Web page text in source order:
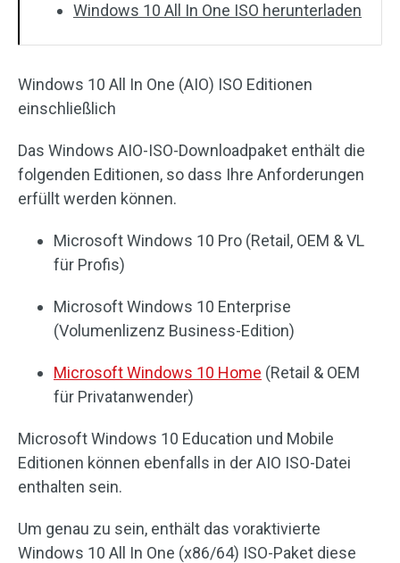
Windows 10 All In One ISO herunterladen
Windows 10 All In One (AIO) ISO Editionen
einschließlich
Das Windows AIO-ISO-Downloadpaket enthält die
folgenden Editionen, so dass Ihre Anforderungen
erfüllt werden können.
Microsoft Windows 10 Pro (Retail, OEM & VL
für Profis)
Microsoft Windows 10 Enterprise
(Volumenlizenz Business-Edition)
Microsoft Windows 10 Home (Retail & OEM
für Privatanwender)
Microsoft Windows 10 Education und Mobile
Editionen können ebenfalls in der AIO ISO-Datei
enthalten sein.
Um genau zu sein, enthält das voraktivierte
Windows 10 All In One (x86/64) ISO-Paket diese